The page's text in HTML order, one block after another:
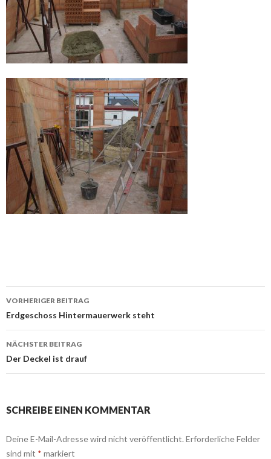
Beitrags-
Navigation
VORHERIGER BEITRAG
Erdgeschoss Hintermauerwerk steht
NÄCHSTER BEITRAG
Der Deckel ist drauf
SCHREIBE EINEN KOMMENTAR
Deine E-Mail-Adresse wird nicht veröffentlicht. Erforderliche Felder
sind mit * markiert